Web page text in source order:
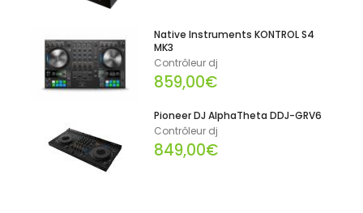
Native Instruments KONTROL S4
MK3
Contrôleur dj
859,00€
Pioneer DJ AlphaTheta DDJ-GRV6
Contrôleur dj
849,00€